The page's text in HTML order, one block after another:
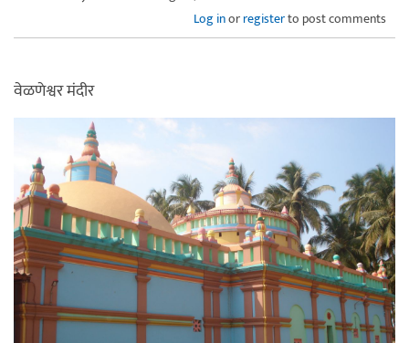
Log inorregisterto post comments
वेळणेश्वर मंदीर